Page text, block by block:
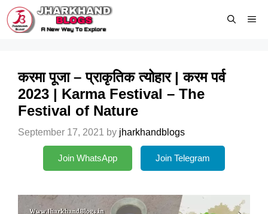
Skip
to
content
करमा पूजा – प्राकृतिक त्योहार | करम पर्व
2023 | Karma Festival – The
Festival of Nature
September 17, 2021 by jharkhandblogs
Join WhatsApp Join Telegram